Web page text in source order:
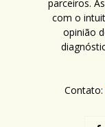
parceiros.
com o
opinião
Contato: